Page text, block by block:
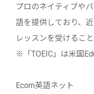
プロのネイティブや
語を提供しており、
レッスンを受けること
※「TOEIC」は米国
Ecom英語ネッ